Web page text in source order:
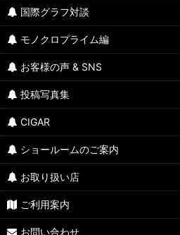
国際グラフ対談
モノクロプライム編
お客様の声 & SNS
投稿写真集
CIGAR
ショールームのご案内
お取り扱い店
ご利用案内
お問い合わせ